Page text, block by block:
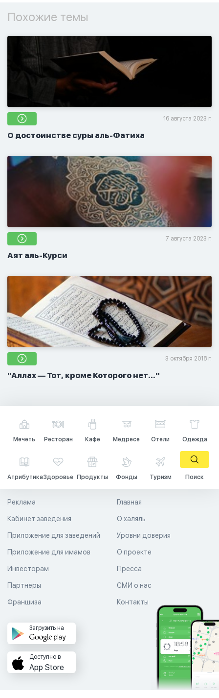
Похожие темы
16 августа 2023 г.
О достоинстве суры аль-Фатиха
7 августа 2023 г.
Аят аль-Курси
3 октября 2018 г.
"Аллах — Тот, кроме Которого нет..."
Мечеть Ресторан Кафе Медресе Отели Одежда
АтрибутикаЗдоровье Продукты Фонды Туризм Поиск
Главная
О халяль
Уровни доверия
Реклама
Кабинет заведения
Приложение для заведений
Приложение для имамов О проекте
Пресса
СМИ о нас
Контакты
Инвесторам
Партнеры
Франшиза
Загрузить на
Доступно в
App Store